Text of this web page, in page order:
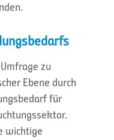
zu
Ebene durch
für
wichtige